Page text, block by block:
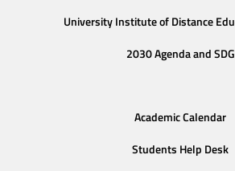
University Institute of Distance
2030 Agenda and SDG
Academic Calendar
Students Help Desk